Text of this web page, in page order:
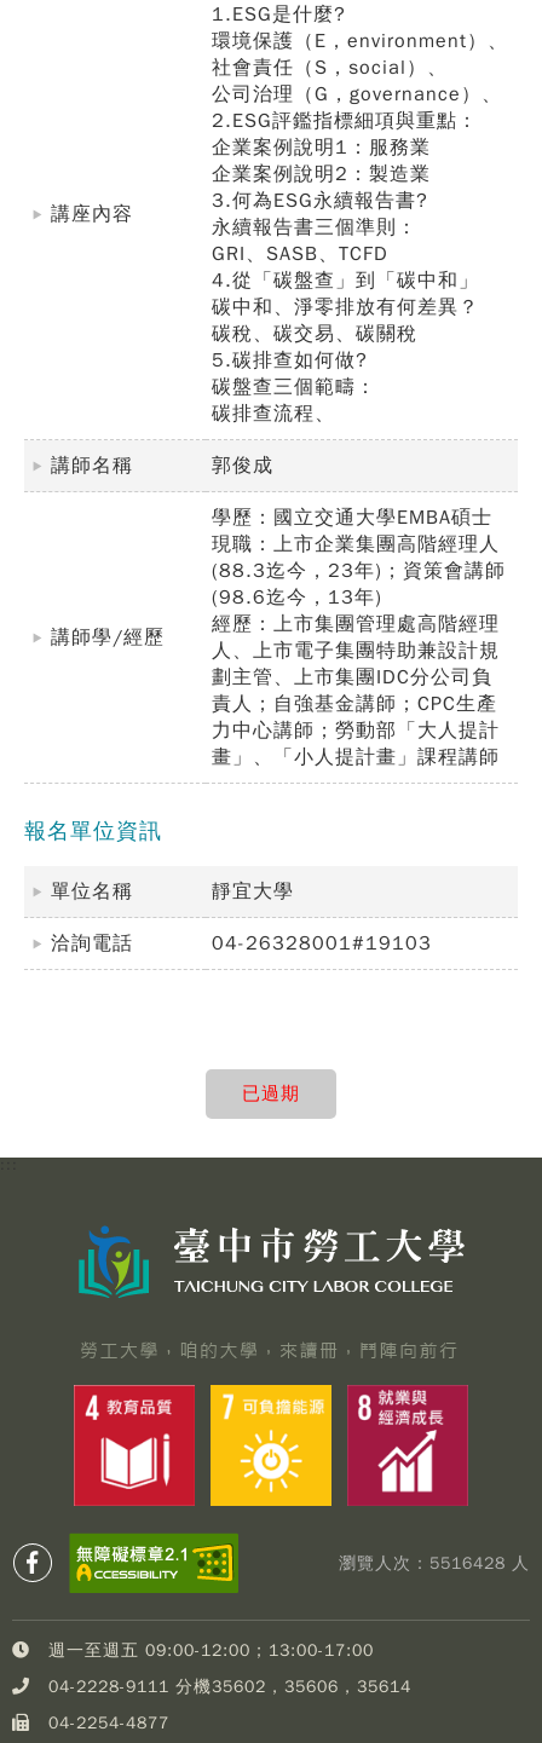
講座內容
1.ESG是什麼?
環境保護（E，environment）、
社會責任（S，social）、
公司治理（G，governance）、
2.ESG評鑑指標細項與重點：
企業案例說明1：服務業
企業案例說明2：製造業
3.何為ESG永續報告書?
永續報告書三個準則：
GRI、SASB、TCFD
4.從「碳盤查」到「碳中和」
碳中和、淨零排放有何差異？
碳稅、碳交易、碳關稅
5.碳排查如何做?
碳盤查三個範疇：
碳排查流程、
講師名稱 郭俊成
講師學/經歷
學歷：國立交通大學EMBA碩士
現職：上市企業集團高階經理人
(88.3迄今，23年)；資策會講師
(98.6迄今，13年)
經歷：上市集團管理處高階經理
人、上市電子集團特助兼設計規
劃主管、上市集團IDC分公司負
責人；自強基金講師；CPC生產
力中心講師；勞動部「大人提計
畫」、「小人提計畫」課程講師
報名單位資訊
單位名稱 靜宜大學
洽詢電話 04-26328001#19103
已過期
:::
瀏覽人次：5516428 人
週一至週五 09:00-12:00；13:00-17:00
04-2228-9111 分機35602，35606，35614
04-2254-4877